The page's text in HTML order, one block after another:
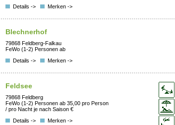
Details ->
Merken ->
Blechnerhof
79868 Feldberg-Falkau
FeWo (1-2) Personen ab
Details ->
Merken ->
Feldsee
79868 Feldberg
FeWo (1-2) Personen ab 35,00 pro Person
/ pro Nacht je nach Saison €
Details ->
Merken ->